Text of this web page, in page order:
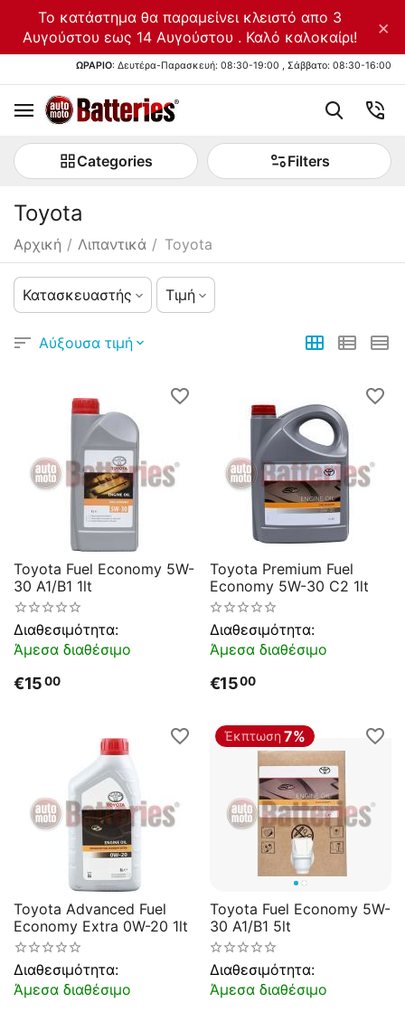
Το κατάστημα θα παραμείνει κλειστό απο 3
Αυγούστου εως 14 Αυγούστου . Καλό καλοκαίρι!
×
ΩΡΑΡΙΟ: Δευτέρα-Παρασκευή: 08:30-19:00 , Σάββατο: 08:30-16:00
Categories Filters
Toyota
Αρχική / Λιπαντικά / Toyota
Κατασκευαστής Τιμή
Αύξουσα τιμή
Toyota Fuel Economy 5W-
30 A1/B1 1lt
Διαθεσιμότητα:
Άμεσα διαθέσιμο
€1500
Toyota Premium Fuel
Economy 5W-30 C2 1lt
Διαθεσιμότητα:
Άμεσα διαθέσιμο
€1500
Toyota Advanced Fuel
Economy Extra 0W-20 1lt
Διαθεσιμότητα:
Άμεσα διαθέσιμο
Έκπτωση 7%
Toyota Fuel Economy 5W-
30 A1/B1 5lt
Διαθεσιμότητα:
Άμεσα διαθέσιμο